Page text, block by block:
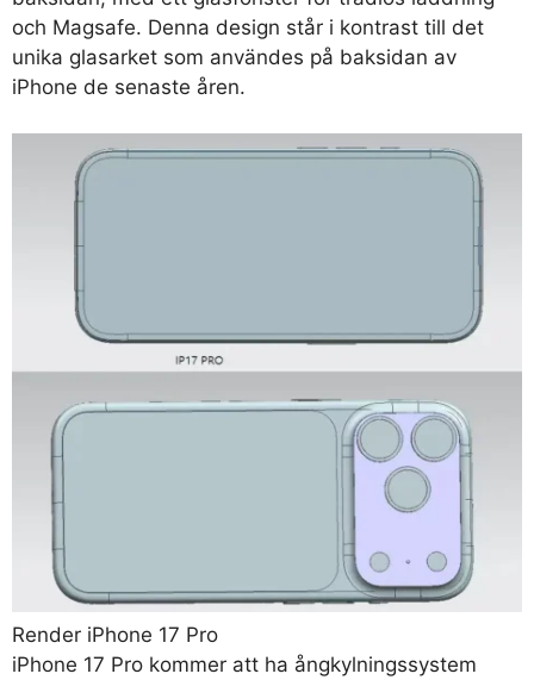
och Magsafe. Denna design står i kontrast till det
unika glasarket som användes på baksidan av
iPhone de senaste åren.
Render iPhone 17 Pro
iPhone 17 Pro kommer att ha ångkylningssystem